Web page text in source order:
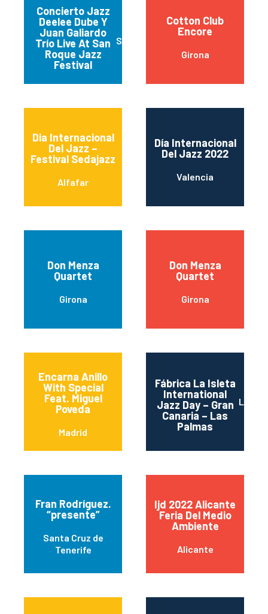
Concierto Jazz
Deelee Dube Y
Juan Galiardo
Trío Live At San
Roque Jazz
Festival
San Roque
Cotton Club
Encore
Girona
Dia Internacional
Del Jazz –
Festival Sedajazz
Alfafar
Día Internacional
Del Jazz 2022
Valencia
Don Menza
Quartet
Girona
Don Menza
Quartet
Girona
Encarna Anillo
With Special
Feat. Miguel
Poveda
Madrid
Fábrica La Isleta
International
Jazz Day – Gran
Canaria – Las
Palmas
Las
Fran Rodríguez.
“presente”
Santa Cruz de
Tenerife
Ijd 2022 Alicante
Feria Del Medio
Ambiente
Alicante